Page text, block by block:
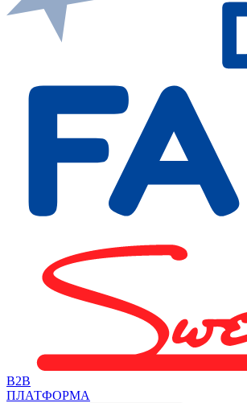
B2B
ПЛАТФОРМА